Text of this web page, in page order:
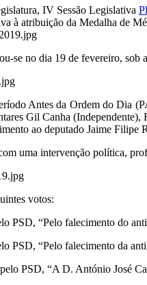
IV Sessão Legislativa
à atribuição da Medalha de
se no dia 19 de fevereiro, sob
Antes da Ordem do Dia
Gil Canha
ao deputado Jaime
uma intervenção política,
votos:
PSD, “Pelo falecimento do
PSD, “Pelo falecimento da
PSD, “A D. António José